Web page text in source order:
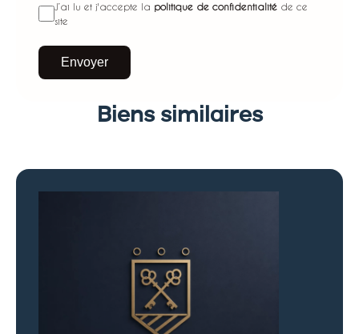
J’ai lu et j'accepte la politique de confidentialitéde ce
site
Envoyer
Biens similaires